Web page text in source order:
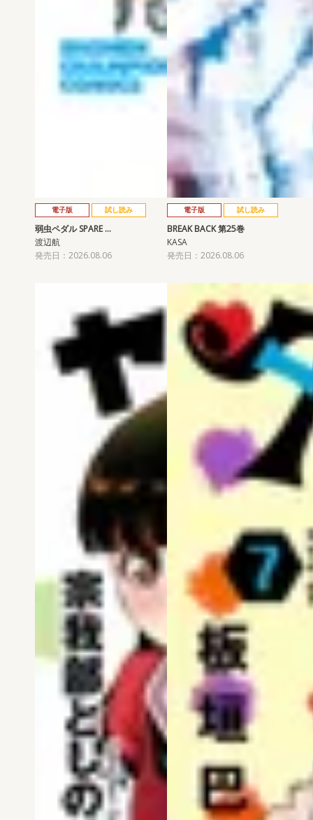
電子版 試し読み
弱虫ペダル SPARE …
渡辺航
発売日：2026.08.06
電子版 試し読み
BREAK BACK 第25巻
KASA
発売日：2026.08.06